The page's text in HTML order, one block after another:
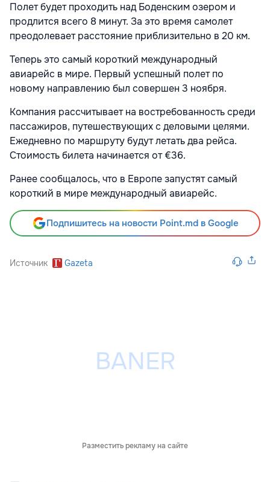
Полет будет проходить над Боденским озером и
продлится всего 8 минут. За это время самолет
преодолевает расстояние приблизительно в 20 км.
Теперь это самый короткий международный
авиарейс в мире. Первый успешный полет по
новому направлению был совершен 3 ноября.
Компания рассчитывает на востребованность среди
пассажиров, путешествующих с деловыми целями.
Ежедневно по маршруту будут летать два рейса.
Стоимость билета начинается от €36.
Ранее сообщалось, что в Европе запустят самый
короткий в мире международный авиарейс.
Подпишитесь на новости Point.md в Google
Источник Gazeta
Разместить рекламу на сайте